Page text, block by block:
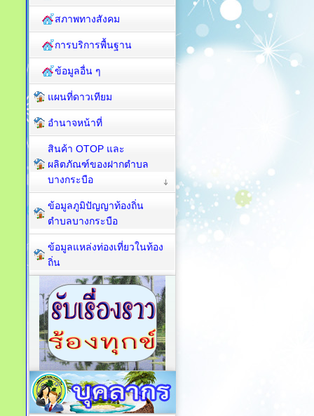
สภาพทางสังคม
การบริการพื้นฐาน
ข้อมูลอื่น ๆ
แผนที่ดาวเทียม
อำนาจหน้าที่
สินค้า OTOP และ
ผลิตภัณฑ์ของฝากตำบล
บางกระบือ
ข้อมูลภูมิปัญญาท้องถิ่น
ตำบลบางกระบือ
ข้อมูลแหล่งท่องเที่ยวในท้อง
ถิ่น